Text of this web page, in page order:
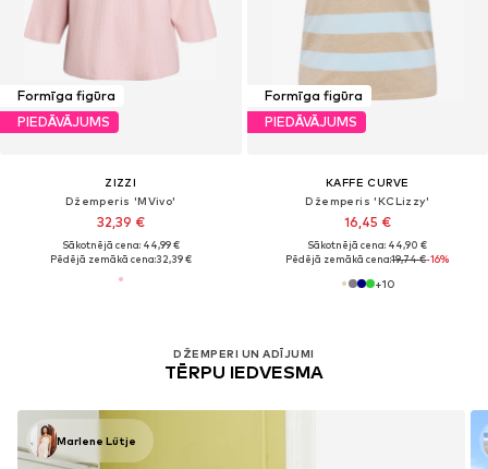
Formīga figūra
PIEDĀVĀJUMS
ZIZZI
Džemperis 'MVivo'
32,39 €
Sākotnējā cena: 44,99 €
Pēdējā zemākā cena:32,39 €
Formīga figūra
PIEDĀVĀJUMS
KAFFE CURVE
Džemperis 'KCLizzy'
16,45 €
Sākotnējā cena: 44,90 €
Pēdējā zemākā cena:19,74 €-16%
+10
DŽEMPERI UN ADĪJUMI
TĒRPU IEDVESMA
Marlene Lütje